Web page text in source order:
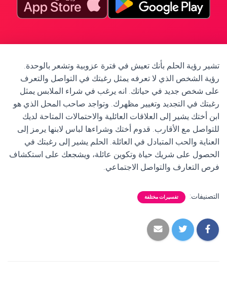
تشير رؤية الحلم بأنك تعيش في فترة عزوبية وتشعر بالوحدة.
رؤية الشخص الذي لا تعرفه يمثل رغبتك في التواصل والتعرف
على شخص جديد في حياتك. انه يرغب في شراء الملابس يمثل
رغبتك في التجديد وتغيير مظهرك. وتواجد صاحب المحل الذي هو
ابن أختك يشير إلى العلاقات العائلية والاحتمالات المتاحة لديك
للتواصل مع الأقارب. قدوم أختك وشراءها لباس لابنها يرمز إلى
العناية والحب المتبادل في العائلة. الحلم يشير إلى رغبتك في
الحصول على شريك حياة وتكوين عائلة، ويشجعك على استكشاف
فرص التعارف والتواصل الاجتماعي.
التصنيفات: تفسيرات مختلفة